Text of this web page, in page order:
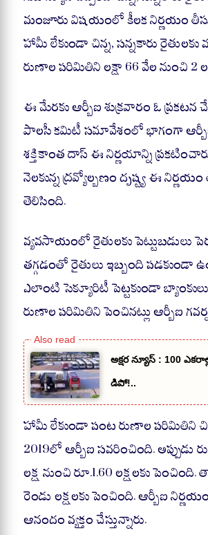
pp m
మంజూరు విషయంలో కీలక నిర్ణయం
హామీ లేకుండా చిన్న, సన్నకారు
రుణాల పరిమితిని లక్షా 66 వేల నుంచి 2
ఈ మేరకు ఆర్బీఐ శుక్రవారం ఓ
పాలసీ కమిటీ సమావేశంలో భాగంగా
శక్తికాంత దాస్ ఈ నిర్ణయాన్ని
నెలకున్న ద్రవ్యోల్బణం దృష్ట్య ఈ నిర్ణయం
తెలిసింది.
వ్యవసాయంలో రైతులకు పెట్టుబడులు
తగ్గడంతో రైతులు ఇబ్బంది పడకుండా
ఎలాంటి సెక్యూరిటీ పెట్టకుండా
రుణాల పరిమితిని పెంచినట్లు ఆర్బీఐ
అక్షర న్యూస్ : 100
డిపో!..
హామీ లేకుండా పంట రుణాల పరిమితిని
2019లో ఆర్బీఐ సవరించింది. అప్పుడు
లక్ష నుంచి రూ.1.60 లక్షలకు
రెండు లక్షలకు పెంచింది. ఆర్బీఐ
ఆనందం వ్యక్తం చేస్తున్నారు.